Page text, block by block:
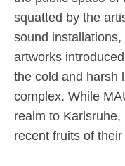
squatted by the
sound
artworks
the cold and harsh
complex. While
realm to
recent fruits of